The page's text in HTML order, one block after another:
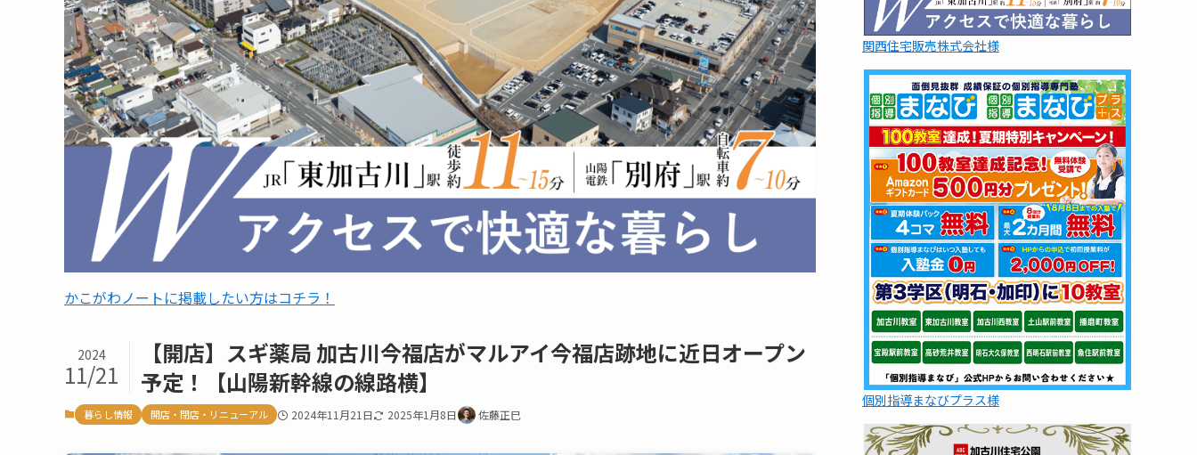
かこがわノートに掲載したい方はコチラ！
【開店】スギ薬局 加古川今福店がマルアイ今福店跡地に近日オープン
予定！【山陽新幹線の線路横】
2024
11/21
暮らし情報 開店・閉店・リニューアル 2024年11月21日 2025年1月8日 佐藤正巳
関西住宅販売株式会社様
個別指導まなびプラス様